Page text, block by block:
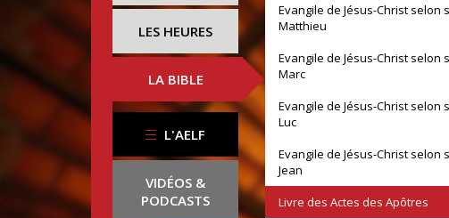
LES HEURES
LA BIBLE
L'AELF
VIDÉOS &
PODCASTS
Evangile de Jésus-Christ selon
Matthieu
Evangile de Jésus-Christ selon
Marc
Evangile de Jésus-Christ selon
Luc
Evangile de Jésus-Christ selon
Jean
Livre des Actes des Apôtres